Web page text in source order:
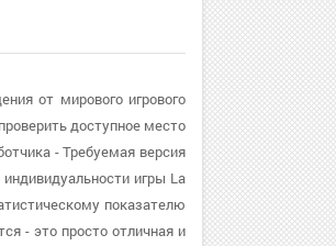
от мирового игрового
доступное место
- Требуемая версия
игры La
показателю
- это просто отличная и